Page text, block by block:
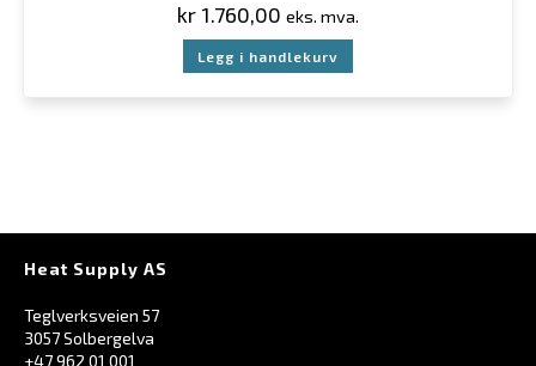
kr 1.760,00 eks. mva.
Legg i handlekurv
Heat Supply AS
Teglverksveien 57
3057 Solbergelva
+47 962 01 001